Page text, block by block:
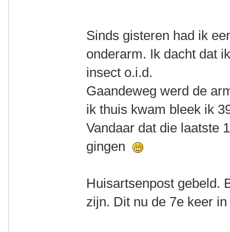
Sinds gisteren had ik
onderarm. Ik dacht dat
insect o.i.d.
Gaandeweg werd de
ik thuis kwam bleek ik
Vandaar dat die laatste
gingen
Huisartsenpost gebeld.
zijn. Dit nu de 7e keer